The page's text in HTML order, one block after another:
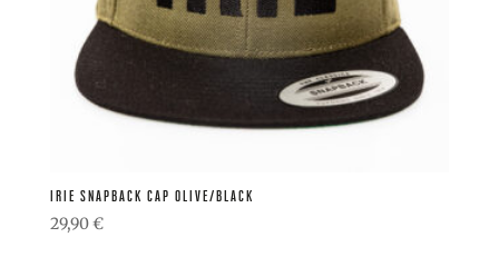
IRIE SNAPBACK CAP OLIVE/BLACK
29,90€